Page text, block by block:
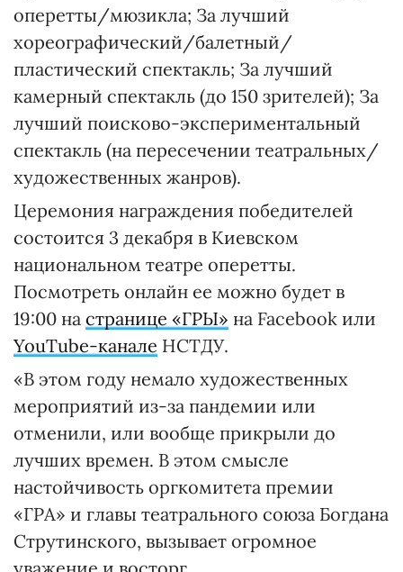
оперетты/мюзикла; За лучший
хореографический/балетный/
пластический спектакль; За лучший
камерный спектакль (до 150 зрителей); За
лучший поисково-экспериментальный
спектакль (на пересечении театральных/
художественных жанров).
Церемония награждения победителей
состоится 3 декабря в Киевском
национальном театре оперетты.
Посмотреть онлайн ее можно будет в
19:00 на странице «ГРЫ» на Facebook или
YouTube-канале НСТДУ.
«В этом году немало художественных
мероприятий из-за пандемии или
отменили, или вообще прикрыли до
лучших времен. В этом смысле
настойчивость оргкомитета премии
«ГРА» и главы театрального союза Богдана
Струтинского, вызывает огромное